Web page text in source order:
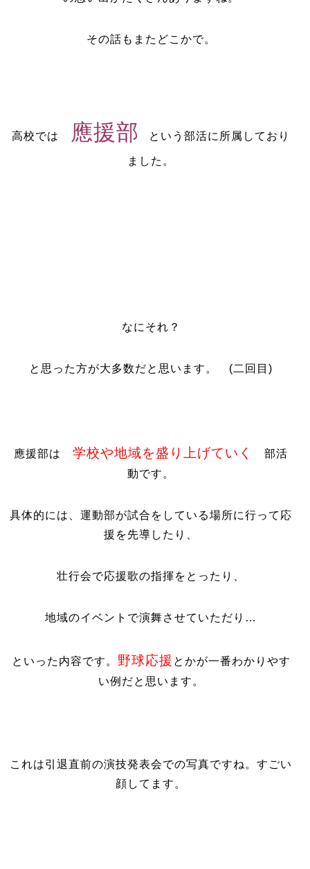
その話もまたどこかで。
高校では 應援部 という部活に所属しており
ました。
なにそれ？
と思った方が大多数だと思います。 (二回目)
應援部は学校や地域を盛り上げていく
部活
動です。
具体的には、運動部が試合をしている場所に行って応
援を先導したり、
壮行会で応援歌の指揮をとったり、
地域のイベントで演舞させていただり…
といった内容です。 野球応援 とかが一番わかりやす
い例だと思います。
これは引退直前の演技発表会での写真ですね。すごい
顔してます。